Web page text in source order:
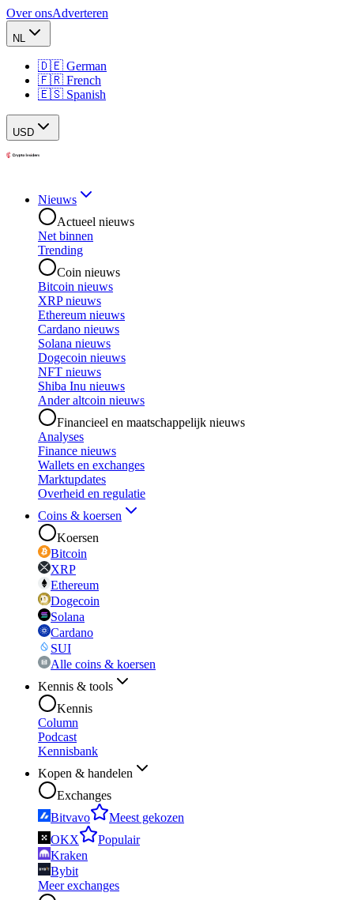
Over onsAdverteren
NL
🇩🇪 German
🇫🇷 French
🇪🇸 Spanish
USD
Nieuws
Actueel nieuws
Net binnen
Trending
Coin nieuws
Bitcoin nieuws
XRP nieuws
Ethereum nieuws
Cardano nieuws
Solana nieuws
Dogecoin nieuws
NFT nieuws
Shiba Inu nieuws
Ander altcoin nieuws
Financieel en maatschappelijk nieuws
Analyses
Finance nieuws
Wallets en exchanges
Marktupdates
Overheid en regulatie
Coins & koersen
Koersen
Bitcoin
XRP
Ethereum
Dogecoin
Solana
Cardano
SUI
Alle coins & koersen
Kennis & tools
Kennis
Column
Podcast
Kennisbank
Kopen & handelen
Exchanges
Bitvavo
Meest gekozen
OKX
Populair
Kraken
Bybit
Meer exchanges